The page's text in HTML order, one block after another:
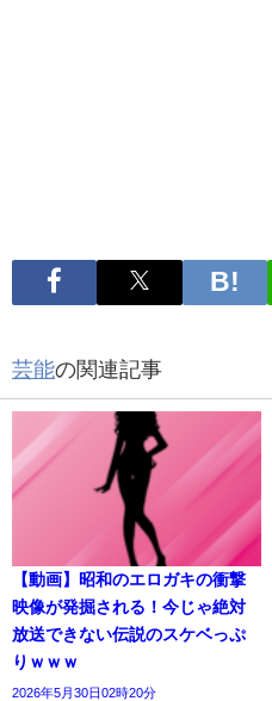
芸能の関連記事
【動画】昭和のエロガキの衝撃
映像が発掘される！今じゃ絶対
放送できない伝説のスケベっぷ
りｗｗｗ
2026年5月30日02時20分